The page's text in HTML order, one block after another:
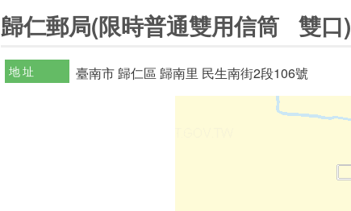
歸仁郵局(限時普通雙用信筒 雙口)
地址 臺南市 歸仁區 歸南里 民生南街2段106號